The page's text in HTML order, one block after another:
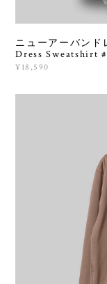
ニューアーバン
Dress Sweatshirt
¥18,590